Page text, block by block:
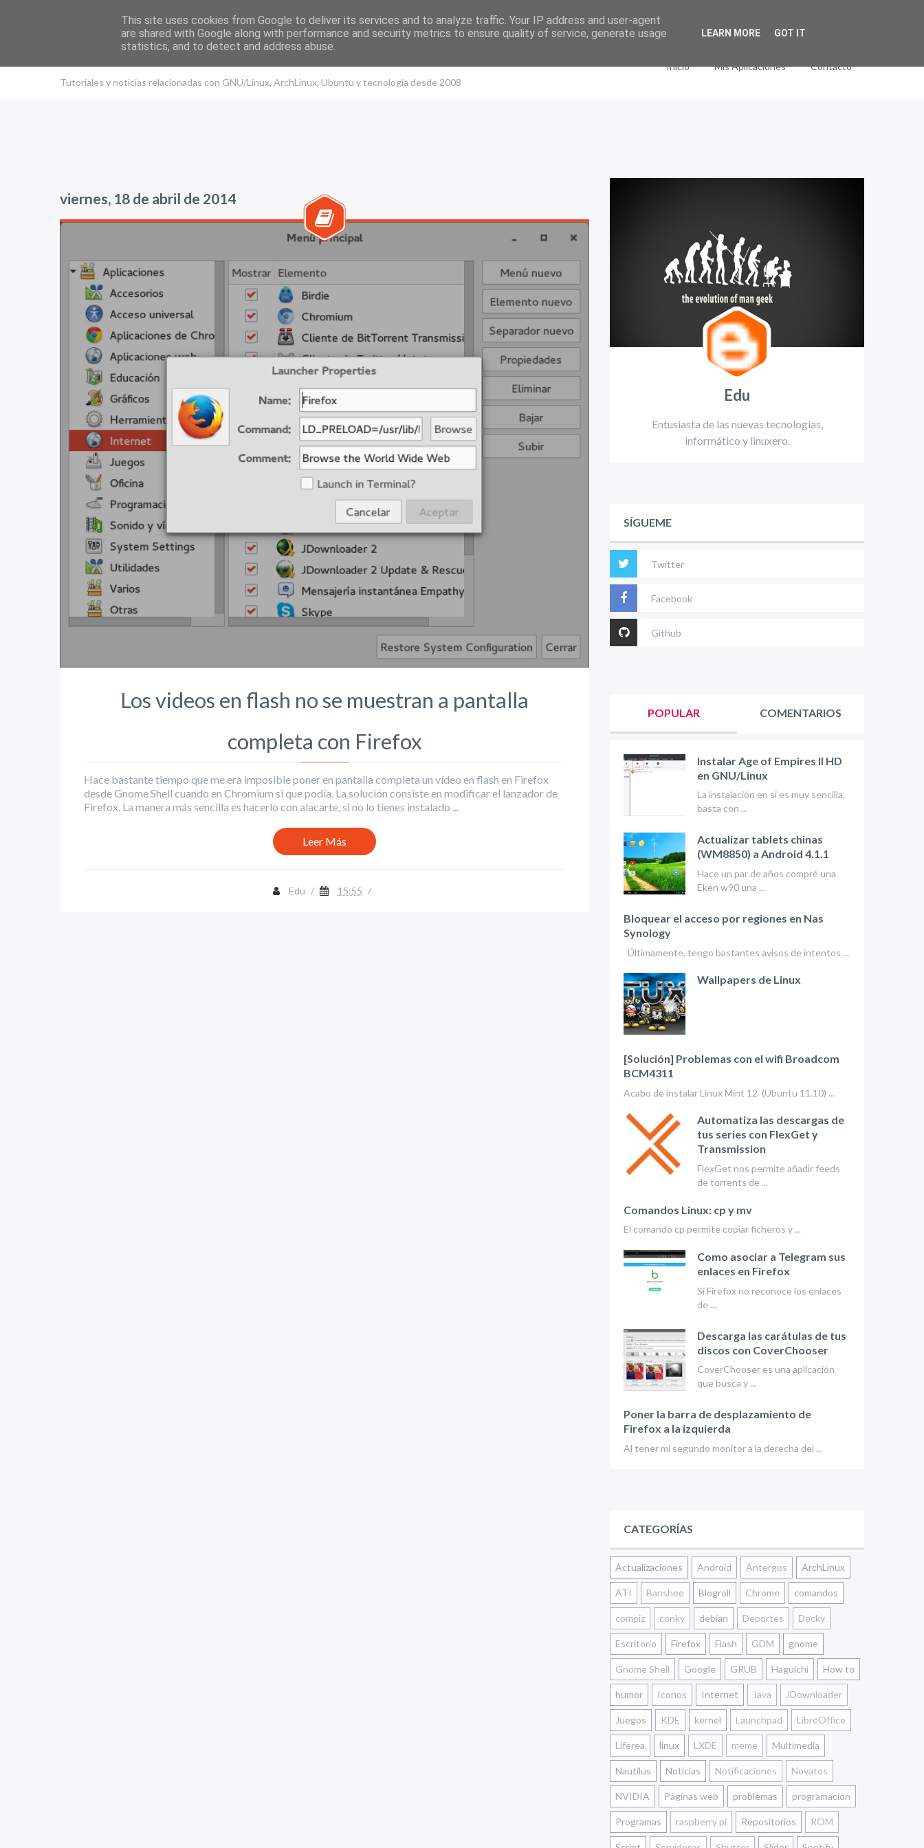
El blog de Edu
Tutoriales y noticias relacionadas con GNU/Linux, ArchLinux, Ubuntu y tecnología desde 2008
Inicio Mis Aplicaciones Contacto
viernes, 18 de abril de 2014
Los videos en flash no se muestran a pantalla
completa con Firefox
Hace bastante tiempo que me era imposible poner en pantalla completa un vídeo en flash en Firefox
desde Gnome Shell cuando en Chromium si que podía. La solución consiste en modificar el lanzador de
Firefox. La manera más sencilla es hacerlo con alacarte, si no lo tienes instalado ...
Leer Más
Edu / 15:55 /
Edu
Entusiasta de las nuevas tecnologías,
informático y linuxero.
SÍGUEME
Twitter
Facebook
Github
POPULAR COMENTARIOS
Instalar Age of Empires II HD
en GNU/Linux
La instalación en si es muy sencilla,
basta con ...
Actualizar tablets chinas
(WM8850) a Android 4.1.1
Hace un par de años compré una
Eken w90 una ...
Bloquear el acceso por regiones en Nas
Synology
Últimamente, tengo bastantes avisos de intentos ...
Wallpapers de Linux
[Solución] Problemas con el wifi Broadcom
BCM4311
Acabo de instalar Linux Mint 12 (Ubuntu 11.10) ...
Automatiza las descargas de
tus series con FlexGet y
Transmission
FlexGet nos permite añadir feeds
de torrents de ...
Comandos Linux: cp y mv
El comando cp permite copiar ficheros y ...
Como asociar a Telegram sus
enlaces en Firefox
Si Firefox no reconoce los enlaces
de ...
Descarga las carátulas de tus
discos con CoverChooser
CoverChooser es una aplicación
que busca y ...
Poner la barra de desplazamiento de
Firefox a la izquierda
Al tener mi segundo monitor a la derecha del ...
CATEGORÍAS
Actualizaciones Android Antergos ArchLinux
ATI Banshee Blogroll Chrome comandos
compiz conky debian Deportes Docky
Escritorio Firefox Flash GDM gnome
Gnome Shell Google GRUB Haguichi How to
humor Iconos Internet Java JDownloader
Juegos KDE kernel Launchpad LibreOffice
Liferea linux LXDE meme Multimedia
Nautilus Noticias Notificaciones Novatos
NVIDIA Páginas web problemas programacion
Programas raspberry pi Repositorios ROM
This site uses cookies from Google to deliver its services and to analyze traffic. Your IP address and user-agent
are shared with Google along with performance and security metrics to ensure quality of service, generate usage
statistics, and to detect and address abuse.
LEARN MORE GOT IT